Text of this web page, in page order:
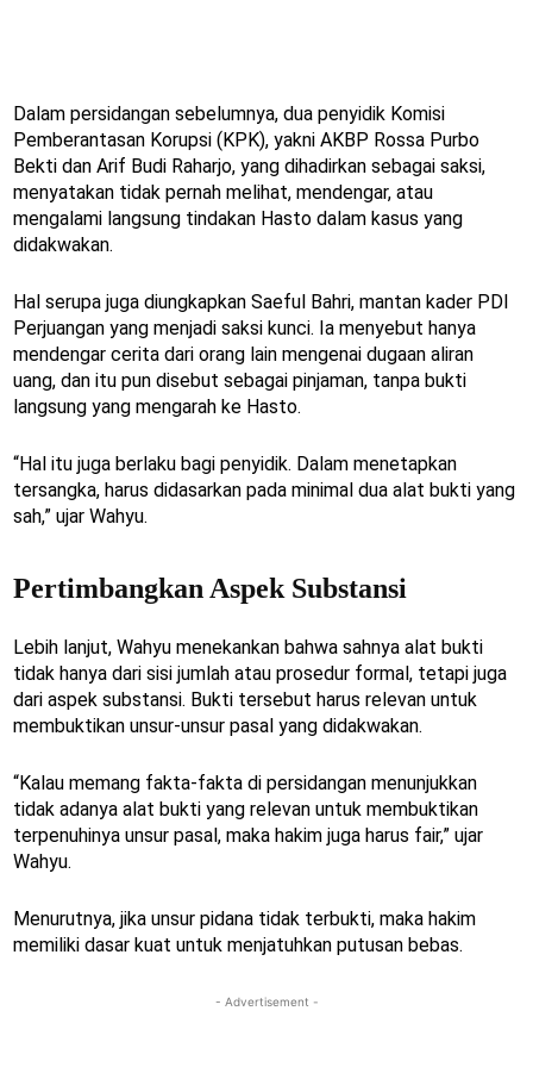
Dalam persidangan sebelumnya, dua penyidik Komisi
Pemberantasan Korupsi (KPK), yakni AKBP Rossa Purbo
Bekti dan Arif Budi Raharjo, yang dihadirkan sebagai saksi,
menyatakan tidak pernah melihat, mendengar, atau
mengalami langsung tindakan Hasto dalam kasus yang
didakwakan.
Hal serupa juga diungkapkan Saeful Bahri, mantan kader PDI
Perjuangan yang menjadi saksi kunci. Ia menyebut hanya
mendengar cerita dari orang lain mengenai dugaan aliran
uang, dan itu pun disebut sebagai pinjaman, tanpa bukti
langsung yang mengarah ke Hasto.
“Hal itu juga berlaku bagi penyidik. Dalam menetapkan
tersangka, harus didasarkan pada minimal dua alat bukti yang
sah,” ujar Wahyu.
Pertimbangkan Aspek Substansi
Lebih lanjut, Wahyu menekankan bahwa sahnya alat bukti
tidak hanya dari sisi jumlah atau prosedur formal, tetapi juga
dari aspek substansi. Bukti tersebut harus relevan untuk
membuktikan unsur-unsur pasal yang didakwakan.
“Kalau memang fakta-fakta di persidangan menunjukkan
tidak adanya alat bukti yang relevan untuk membuktikan
terpenuhinya unsur pasal, maka hakim juga harus fair,” ujar
Wahyu.
Menurutnya, jika unsur pidana tidak terbukti, maka hakim
memiliki dasar kuat untuk menjatuhkan putusan bebas.
- Advertisement -